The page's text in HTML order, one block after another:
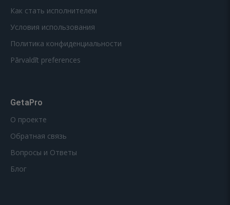
Как стать исполнителем
Условия использования
Политика конфиденциальности
Pārvaldīt preferences
GetaPro
О проекте
Обратная связь
Вопросы и Ответы
Блог